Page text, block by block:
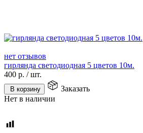
нет отзывов
гирлянда светодиодная 5 цветов 10м.
400 р. /шт.
В корзину
Заказать
Нет в наличии